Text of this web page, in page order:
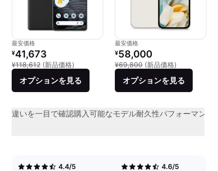
最安価格
リファービッシュ品の価格：
¥41,673
¥118,612 (新品価格) 新品との比較：¥118,612
オプションを見る
最安価格
リファービッシュ品の価格：
¥58,000
¥69,800 (新品価格)
オプションを見る
違いを一目で確認購入可能なモデル耐久性パフォーマンス
4.4/5
4.6/5